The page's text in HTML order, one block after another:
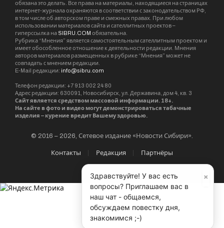
на яхте бизнесмена в Норвегии. Впрочем, эта
версия – не единственная. Новосибирские
пользователи сети Facebook высказываются
прямее. Так, Александр Эльмусов полагает, что
«Ребята из спецслужб что-то тестируют,
видимо».
От YouTube и Instagram каких-либо
разъяснений не поступало.
Редакция SibRu.com
Материалы, публикуемые за авторством "Редакция
SibRu.com" являются результатом коллективной работы
редакции (за исключением случаев, если указана ссылка
×
Здравствуйте! У вас есть
вопросы? Приглашаем вас в
наш чат - общаемся,
обсуждаем повестку дня,
знакомимся ;-)